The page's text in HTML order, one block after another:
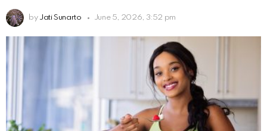
by Jati Sunarto June 5, 2026, 3:52 pm